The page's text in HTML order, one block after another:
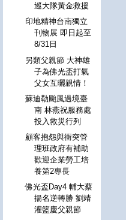
巡大隊黃金救援
印地精神台南獨立
刊物展 即日起至
8/31日
另類父親節 大神雄
子為佛光盃打氣
父女互曬親情！
蘇迪勒颱風過境臺
南 林燕祝服務處
投入救災行列
顧客抱怨與衝突管
理班政府有補助
歡迎企業勞工培
養第2專長
佛光盃Day4 輔大蔡
揚名逆轉勝 劉靖
灌籃慶父親節